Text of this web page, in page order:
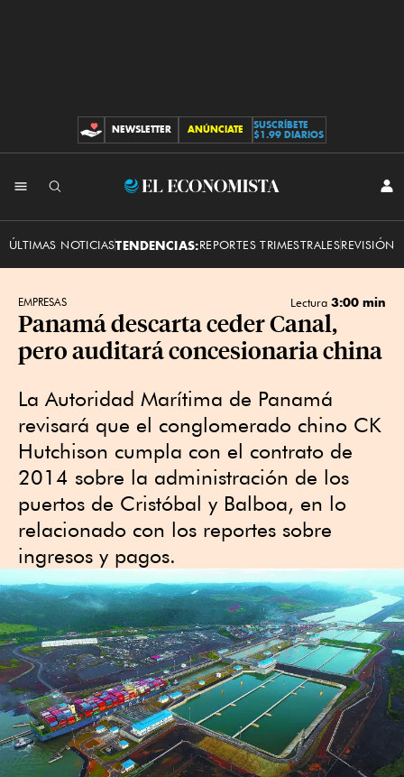
CONTRIBUCIONES
NEWSLETTER ANÚNCIATE
SUSCRÍBETE
$1.99 DIARIOS
El
ÚLTIMAS NOTICIASTENDENCIAS:REPORTES TRIMESTRALESREVISIÓN
EMPRESAS Lectura 3:00 min
Panamá descarta ceder Canal,
pero auditará concesionaria china
La Autoridad Marítima de Panamá
revisará que el conglomerado chino CK
Hutchison cumpla con el contrato de
2014 sobre la administración de los
puertos de Cristóbal y Balboa, en lo
relacionado con los reportes sobre
ingresos y pagos.